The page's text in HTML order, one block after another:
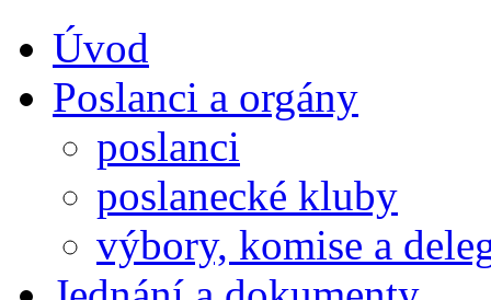
Úvod
Poslanci a orgány
poslanci
poslanecké kluby
výbory, komise a